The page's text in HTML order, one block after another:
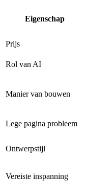
Eigenschap
Prijs
Rol van AI
Manier van bouwen
Lege pagina probleem
Ontwerpstijl
Vereiste inspanning